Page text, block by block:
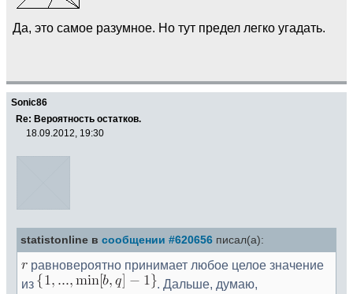
Да, это самое разумное. Но тут предел легко угадать.
Sonic86
Re: Вероятность остатков.
18.09.2012, 19:30
statistonline в сообщении #620656 писал(а):
равновероятно принимает любое целое значение
из
. Дальше, думаю,